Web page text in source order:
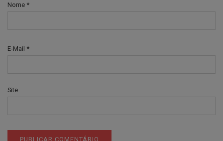
Nome *
E-Mail *
Site